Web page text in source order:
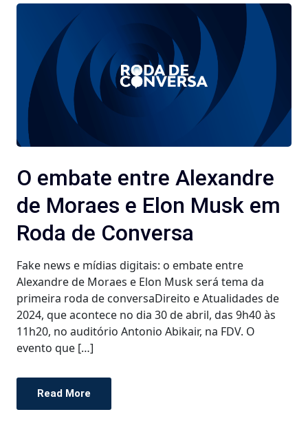
O embate entre Alexandre
de Moraes e Elon Musk em
Roda de Conversa
Fake news e mídias digitais: o embate entre
Alexandre de Moraes e Elon Musk será tema da
primeira roda de conversaDireito e Atualidades de
2024, que acontece no dia 30 de abril, das 9h40 às
11h20, no auditório Antonio Abikair, na FDV. O
evento que […]
Read More